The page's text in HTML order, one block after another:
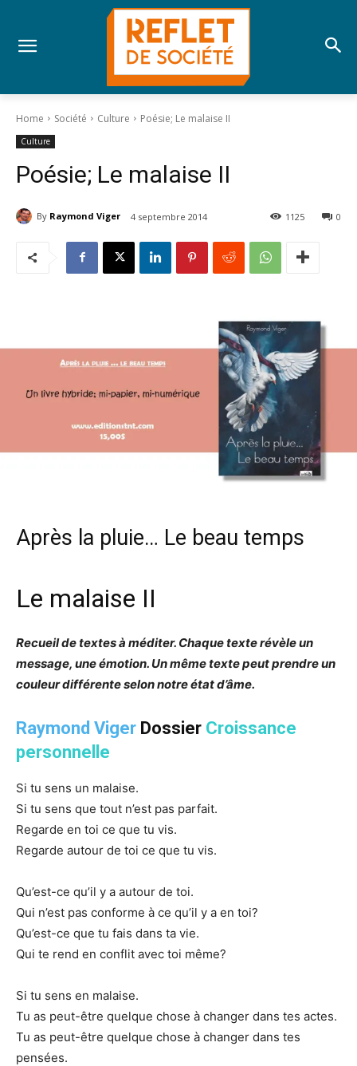
Home Société Culture Poésie; Le malaise II
Culture
Poésie; Le malaise II
By Raymond Viger 4 septembre 2014 0
1125
Après la pluie… Le beau temps
Le malaise II
Recueil de textes à méditer. Chaque texte révèle un
message, une émotion. Un même texte peut prendre un
couleur différente selon notre état d’âme.
Raymond Viger Dossier Croissance
personnelle
Si tu sens un malaise.
Si tu sens que tout n’est pas parfait.
Regarde en toi ce que tu vis.
Regarde autour de toi ce que tu vis.
Qu’est-ce qu’il y a autour de toi.
Qui n’est pas conforme à ce qu’il y a en toi?
Qu’est-ce que tu fais dans ta vie.
Qui te rend en conflit avec toi même?
Si tu sens en malaise.
Tu as peut-être quelque chose à changer dans tes actes.
Tu as peut-être quelque chose à changer dans tes
pensées.